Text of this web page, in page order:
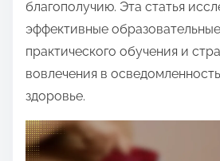
благополучию. Эта статья
эффективные
практического обучения и
вовлечения в
здоровье.